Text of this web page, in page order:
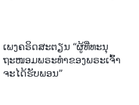
ເພງຄຣິດສະຕຽນ “ຜູ້ທີ່ທະນຸ
ຖະໜອມພຣະທຳຂອງພຣະເຈົ້າ
ຈະໄດ້ຮັບພອນ”